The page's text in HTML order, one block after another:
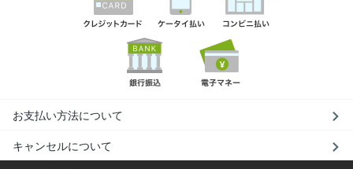
お支払い方法について
キャンセルについて